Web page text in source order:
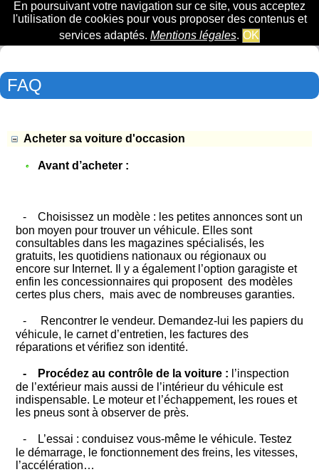
En poursuivant votre navigation sur ce site, vous acceptez
l'utilisation de cookies pour vous proposer des contenus et
services adaptés. Mentions légales. OK
FAQ
Acheter sa voiture d'occasion
Avant d’acheter :
- Choisissez un modèle : les petites annonces sont un
bon moyen pour trouver un véhicule. Elles sont
consultables dans les magazines spécialisés, les
gratuits, les quotidiens nationaux ou régionaux ou
encore sur Internet. Il y a également l’option garagiste et
enfin les concessionnaires qui proposent des modèles
certes plus chers, mais avec de nombreuses garanties.
- Rencontrer le vendeur. Demandez-lui les papiers du
véhicule, le carnet d’entretien, les factures des
réparations et vérifiez son identité.
- Procédez au contrôle de la voiture : l’inspection
de l’extérieur mais aussi de l’intérieur du véhicule est
indispensable. Le moteur et l’échappement, les roues et
les pneus sont à observer de près.
- L’essai : conduisez vous-même le véhicule. Testez
le démarrage, le fonctionnement des freins, les vitesses,
l’accélération…